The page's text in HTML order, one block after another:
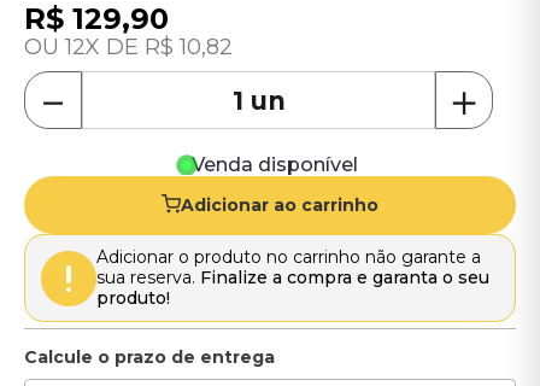
R$ 129,90
12 R$ 10,82
＋
－
Venda disponível
Adicionar ao carrinho
Adicionar o produto no carrinho não garante a
sua reserva. Finalize a compra e garanta o seu
produto!